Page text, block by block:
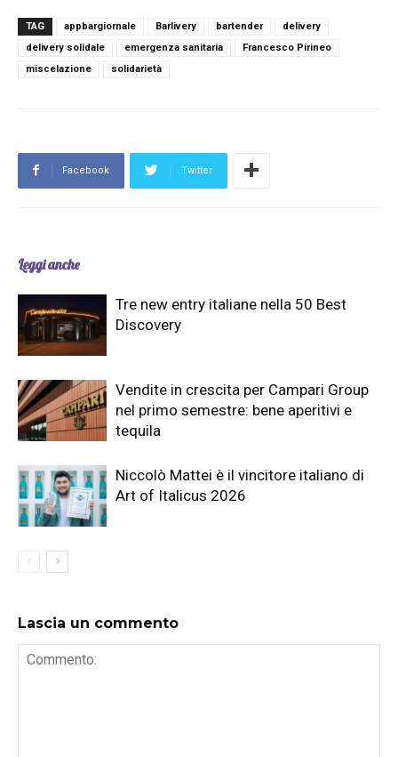
TAG appbargiornale Barlivery bartender
delivery
delivery solidale
emergenza sanitaria
Francesco Pirineo
miscelazione
solidarietà
Facebook Twitter
Leggi anche
Tre new entry italiane nella 50 Best
Discovery
Vendite in crescita per Campari Group
nel primo semestre: bene aperitivi e
tequila
Niccolò Mattei è il vincitore italiano di
Art of Italicus 2026
Lascia un commento